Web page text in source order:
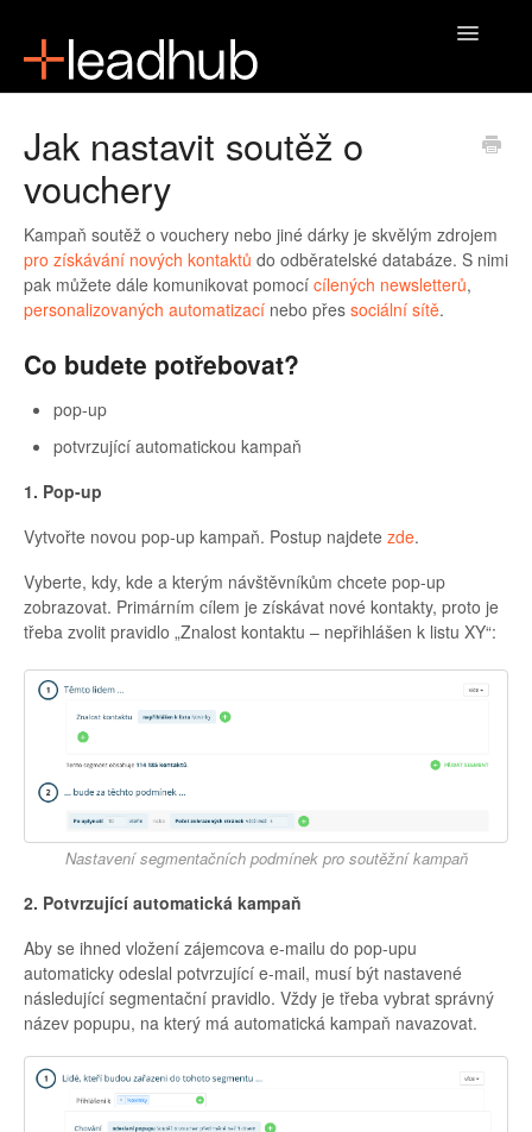
Toggle
Jak nastavit soutěž o
vouchery
Kampaň soutěž o vouchery nebo jiné dárky je skvělým zdrojem
pro získávání nových kontaktů do odběratelské databáze. S nimi
pak můžete dále komunikovat pomocí cílených newsletterů,
personalizovaných automatizací nebo přes sociální sítě.
Co budete potřebovat?
pop-up
potvrzující automatickou kampaň
1. Pop-up
Vytvořte novou pop-up kampaň. Postup najdete zde.
Vyberte, kdy, kde a kterým návštěvníkům chcete pop-up
zobrazovat. Primárním cílem je získávat nové kontakty, proto je
třeba zvolit pravidlo „Znalost kontaktu – nepřihlášen k listu XY“:
Nastavení segmentačních podmínek pro soutěžní kampaň
2. Potvrzující automatická kampaň
Aby se ihned vložení zájemcova e-mailu do pop-upu
automaticky odeslal potvrzující e-mail, musí být nastavené
následující segmentační pravidlo. Vždy je třeba vybrat správný
název popupu, na který má automatická kampaň navazovat.